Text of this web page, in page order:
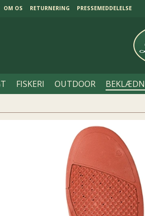
OM OS RETURNERING PRESSEMEDDELELSE
FISKERI OUTDOOR